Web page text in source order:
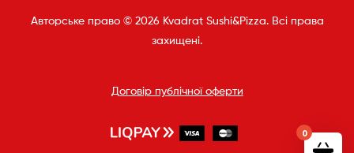
Авторське право © 2026 Kvadrat Sushi&Pizza. Всі права
захищені.
Договір публічної оферти
0